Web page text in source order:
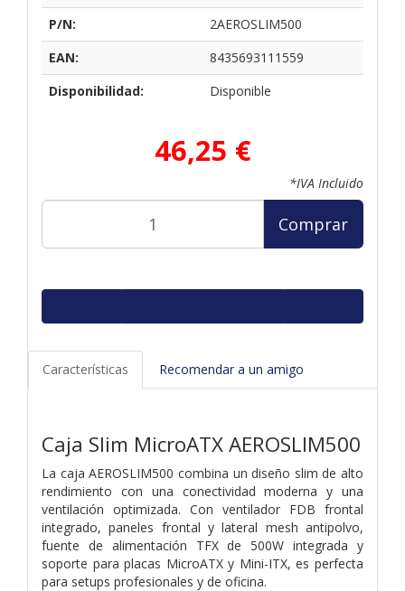
P/N:
2AEROSLIM500
EAN:
8435693111559
Disponibilidad:
Disponible
46,25 €
*IVA Incluido
Comprar
Características Recomendar a un amigo
Caja Slim MicroATX AEROSLIM500
La caja AEROSLIM500 combina un diseño slim de alto
rendimiento con una conectividad moderna y una
ventilación optimizada. Con ventilador FDB frontal
integrado, paneles frontal y lateral mesh antipolvo,
fuente de alimentación TFX de 500W integrada y
soporte para placas MicroATX y Mini-ITX, es perfecta
para setups profesionales y de oficina.